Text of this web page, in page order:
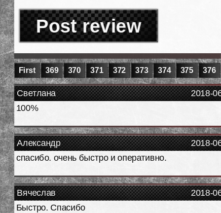
Post review
First 369 370 371 372 373 374 375 376
2018-
Светлана
100%
2018-
Александр
спасибо. очень быстро и оперативно.
2018-
Вячеслав
Быстро. Спасибо